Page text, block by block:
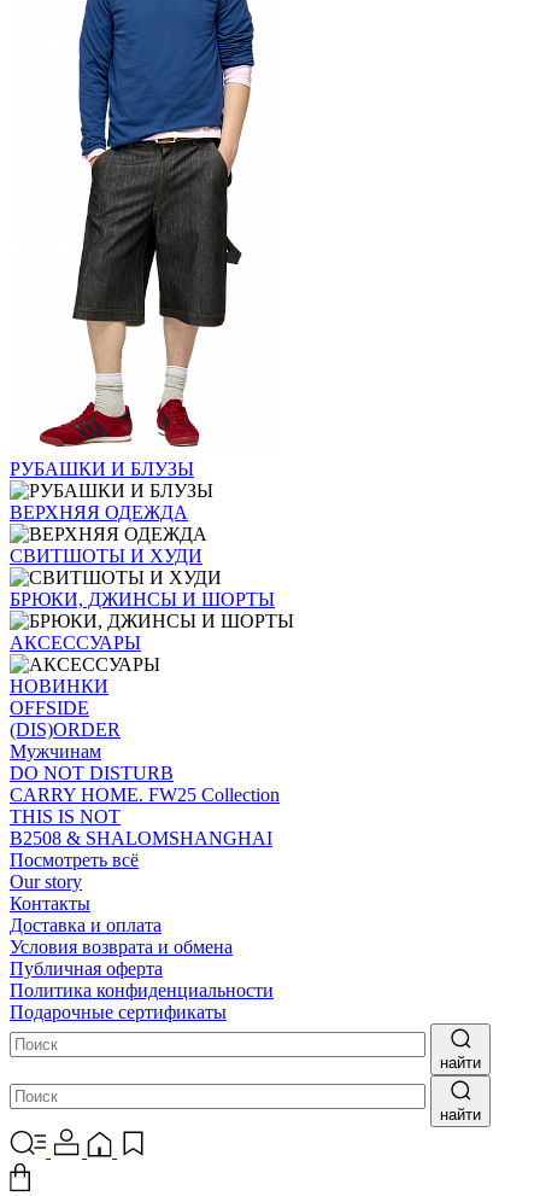
РУБАШКИ И БЛУЗЫ
ВЕРХНЯЯ ОДЕЖДА
СВИТШОТЫ И ХУДИ
БРЮКИ, ДЖИНСЫ И ШОРТЫ
АКСЕССУАРЫ
НОВИНКИ
OFFSIDE
(DIS)ORDER
Мужчинам
DO NOT DISTURB
CARRY HOME. FW25 Collection
THIS IS NOT
B2508 & SHALOMSHANGHAI
Посмотреть всё
Our story
Контакты
Доставка и оплата
Условия возврата и обмена
Публичная оферта
Политика конфиденциальности
Подарочные сертификаты
найти
найти